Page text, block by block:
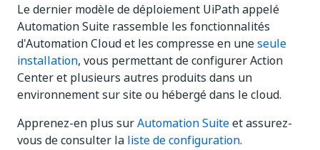
Le dernier modèle de déploiement UiPath appelé
Automation Suite rassemble les fonctionnalités
d'Automation Cloud et les compresse en uneseule
installation, vous permettant de configurer Action
Center et plusieurs autres produits dans un
environnement sur site ou hébergé dans le cloud.
Apprenez-en plus surAutomation Suiteet assurez-
vous de consulter la liste de configuration.